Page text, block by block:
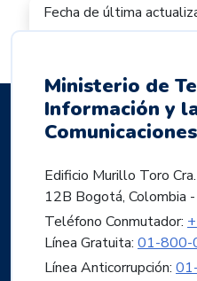
Fecha de última
Ministerio de
Información y
Comunicaciones
Edificio Murillo Toro
12B Bogotá, Colombia
Teléfono Conmutador:
Línea Gratuita: 01-800-
Línea Anticorrupción: